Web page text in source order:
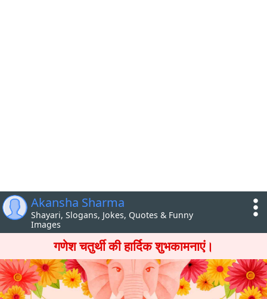
Akansha Sharma
Shayari, Slogans, Jokes, Quotes & Funny
Images
गणेश चतुर्थी की हार्दिक शुभकामनाएं।